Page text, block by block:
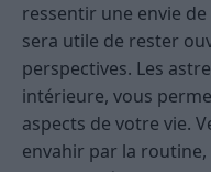
ressentir une envie
sera utile de rester
perspectives. Les
intérieure, vous
aspects de votre vie.
envahir par la